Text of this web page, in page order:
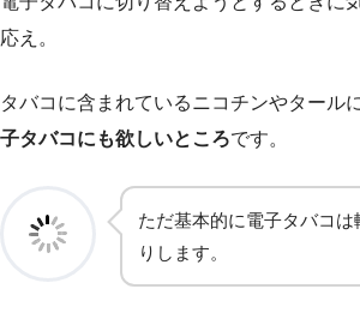
応え。
タバコに含まれているニコチンやタール
子タバコにも欲しいところです。
ただ基本的に電子タバコ
りします。